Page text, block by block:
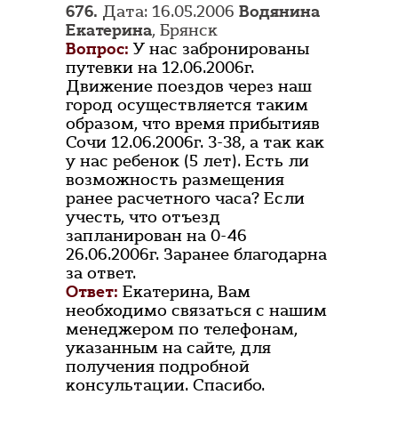
676. Дата: 16.05.2006 Водянина
Екатерина, Брянск
Вопрос: У нас забронированы
путевки на 12.06.2006г.
Движение поездов через наш
город осуществляется таким
образом, что время прибытияв
Сочи 12.06.2006г. 3-38, а так как
у нас ребенок (5 лет). Есть ли
возможность размещения
ранее расчетного часа? Если
учесть, что отъезд
запланирован на 0-46
26.06.2006г. Заранее благодарна
за ответ.
Ответ: Екатерина, Вам
необходимо связаться с нашим
менеджером по телефонам,
указанным на сайте, для
получения подробной
консультации. Спасибо.